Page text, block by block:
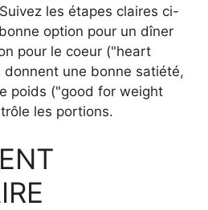
les étapes claires ci-
option pour un dîner
pour le coeur ("heart
une bonne satiété,
poids ("good for weight
les portions.